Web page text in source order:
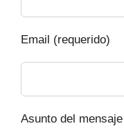
Email (requerido)
Asunto del mensaje